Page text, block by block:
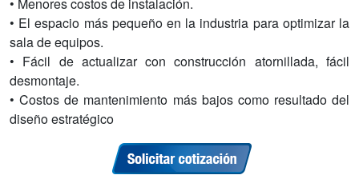
• El espacio más pequeño en la industria para optimizar la
sala de equipos.
• Fácil de actualizar con construcción atornillada, fácil
desmontaje.
• Costos de mantenimiento más bajos como resultado del
diseño estratégico